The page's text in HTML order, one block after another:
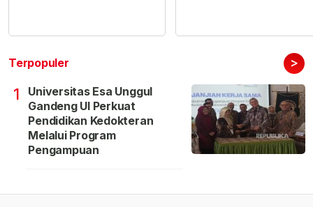
Terpopuler >
1
Universitas Esa Unggul
Gandeng UI Perkuat
Pendidikan Kedokteran
Melalui Program
Pengampuan